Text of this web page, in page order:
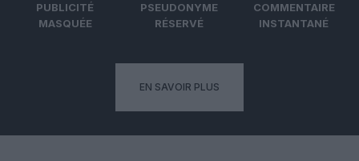
PUBLICITÉ
MASQUÉE
PSEUDONYME
RÉSERVÉ
COMMENTAIRE
INSTANTANÉ
EN SAVOIR PLUS